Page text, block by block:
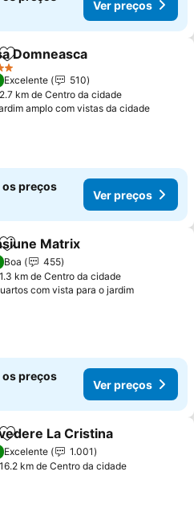
Ver preços
Adicionar aos favoritos
Domneasca
Excelente
510
km de Centro da cidade
amplo com vistas da cidade
os preços
Ver preços
Adicionar aos favoritos
Matrix
Boa
455
km de Centro da cidade
com vista para o jardim
os preços
Ver preços
Adicionar aos favoritos
La Cristina
Excelente
1.001
km de Centro da cidade